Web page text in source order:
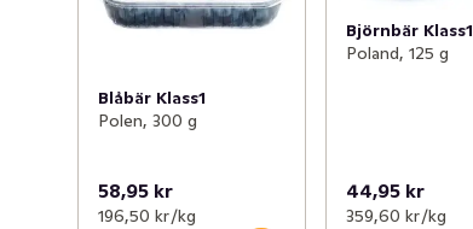
Blåbär Klass1
Polen, 300 g
58,95 kr
196,50 kr /kg
Björnbär Klass1
Poland, 125 g
44,95 kr
359,60 kr /kg